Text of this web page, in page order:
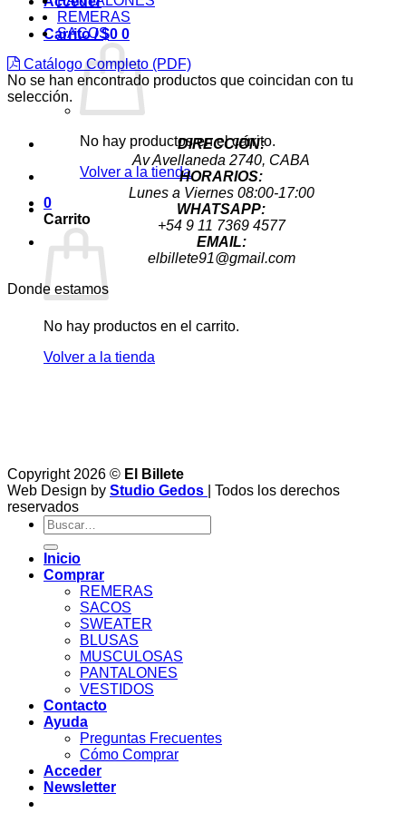
Carrito /$0 0
No hay productos en el carrito.
Volver a la tienda
0
Carrito
No hay productos en el carrito.
Volver a la tienda
REMERAS
SACOS
Catálogo Completo (PDF)
No se han encontrado productos que coincidan con tu
selección.
DIRECCIÓN:
Av Avellaneda 2740, CABA
HORARIOS:
Lunes a Viernes 08:00-17:00
WHATSAPP:
+54 9 11 7369 4577
EMAIL:
elbillete91@gmail.com
Donde estamos
Copyright 2026 © El Billete
Web Design by Studio Gedos
| Todos los derechos
reservados
Buscar
por:
Inicio
Comprar
REMERAS
SACOS
SWEATER
BLUSAS
MUSCULOSAS
PANTALONES
VESTIDOS
Contacto
Ayuda
Preguntas Frecuentes
Cómo Comprar
Acceder
Newsletter